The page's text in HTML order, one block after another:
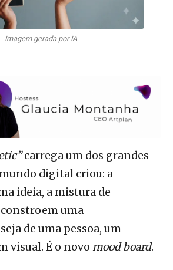
Imagem gerada por IA
carrega um dos grandes
digital criou: a
ideia, a mistura de
uma
de uma pessoa, um
visual. É o novo mood board.